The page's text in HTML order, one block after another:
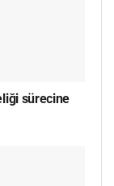
sürecine